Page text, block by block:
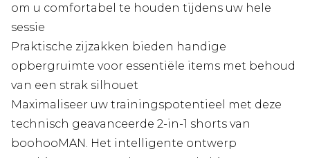
om u comfortabel te houden tijdens uw hele
sessie
Praktische zijzakken bieden handige
opbergruimte voor essentiële items met behoud
van een strak silhouet
Maximaliseer uw trainingspotentieel met deze
technisch geavanceerde 2-in-1 shorts van
boohooMAN. Het intelligente ontwerp